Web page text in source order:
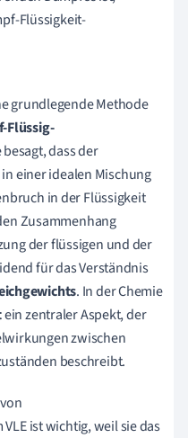
Flüssigkeit-
grundlegende Methode
Flüssig-
besagt, dass der
einer idealen Mischung
in der Flüssigkeit
Zusammenhang
der flüssigen und der
für das Verständnis
. In der Chemie
ein zentraler Aspekt, der
zwischen
beschreibt.
ist wichtig, weil sie das